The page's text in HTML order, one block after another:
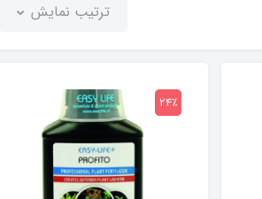
ترتیب نمایش
24٪